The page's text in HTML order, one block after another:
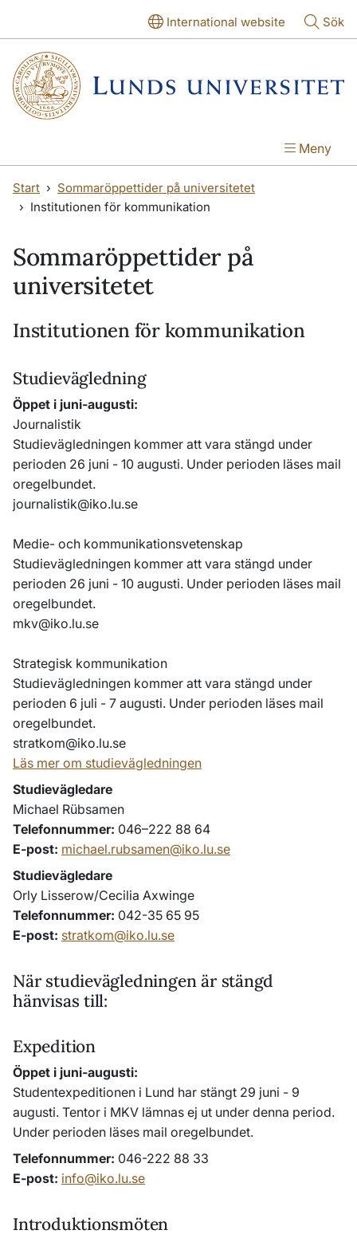
International website Sök
Meny
Start
Sommaröppettider på universitetet
Institutionen för kommunikation
Sommaröppettider på
universitetet
Institutionen för kommunikation
Studievägledning
Öppet i juni-augusti:
Journalistik
Studievägledningen kommer att vara stängd under
perioden 26 juni - 10 augusti. Under perioden läses mail
oregelbundet.
journalistik@iko.lu.se
Medie- och kommunikationsvetenskap
Studievägledningen kommer att vara stängd under
perioden 26 juni - 10 augusti. Under perioden läses mail
oregelbundet.
mkv@iko.lu.se
Strategisk kommunikation
Studievägledningen kommer att vara stängd under
perioden 6 juli - 7 augusti. Under perioden läses mail
oregelbundet.
stratkom@iko.lu.se
Läs mer om studievägledningen
Studievägledare
Michael Rübsamen
Telefonnummer 046–222 88 64
E-post michael.rubsamen@iko.lu.se
Studievägledare
Orly Lisserow/Cecilia Axwinge
Telefonnummer 042-35 65 95
E-post stratkom@iko.lu.se
När studievägledningen är stängd
hänvisas till:
Expedition
Öppet i juni-augusti:
Studentexpeditionen i Lund har stängt 29 juni - 9
augusti. Tentor i MKV lämnas ej ut under denna period.
Under perioden läses mail oregelbundet.
Telefonnummer 046-222 88 33
E-post info@iko.lu.se
Introduktionsmöten